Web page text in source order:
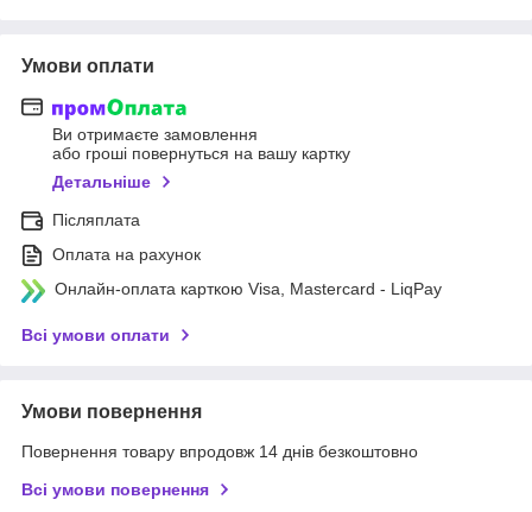
Умови оплати
Ви отримаєте замовлення
або гроші повернуться на вашу картку
Детальніше
Післяплата
Оплата на рахунок
Онлайн-оплата карткою Visa, Mastercard - LiqPay
Всі умови оплати
Умови повернення
Повернення товару впродовж 14 днів безкоштовно
Всі умови повернення